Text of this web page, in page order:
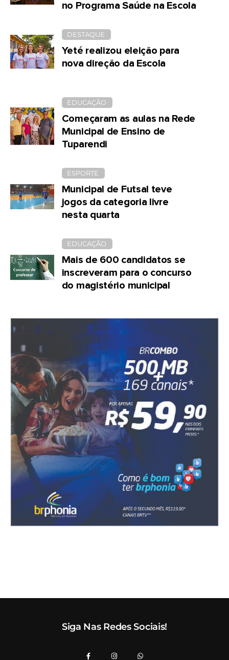
no Programa Saúde na Escola
DESTAQUE
Yeté realizou eleição para
nova direção da Escola
EDUCAÇÃO
Começaram as aulas na Rede
Municipal de Ensino de
Tuparendi
ESPORTE
Municipal de Futsal teve
jogos da categoria livre
nesta quarta
EDUCAÇÃO
Mais de 600 candidatos se
inscreveram para o concurso
do magistério municipal
Siga Nas Redes Sociais!